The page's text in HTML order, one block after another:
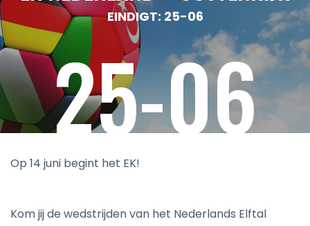
EINDIGT: 25-06
25-06
Op 14 juni begint het EK!
Kom jij de wedstrijden van het Nederlands Elftal